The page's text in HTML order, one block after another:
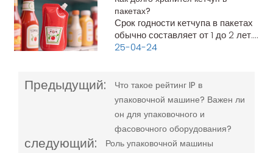
обеспечиваемый корпусами
электрооборудования от твердых
частиц (пыли,
пакетах?
Срок годности кетчупа в пакетах
обычно составляет от 1 до 2 лет.
Однако он может варьироваться
производством и обработкой.
Факторы производства и
обработки Affe
25-04-24
Предыдущий:
Что такое рейтинг IP в
упаковочной машине? Важен ли
он для упаковочного и
фасовочного оборудования?
следующий: Роль упаковочной машины